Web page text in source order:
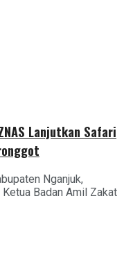
Lanjutkan Safari
Nganjuk,
Ketua Badan Amil Zakat